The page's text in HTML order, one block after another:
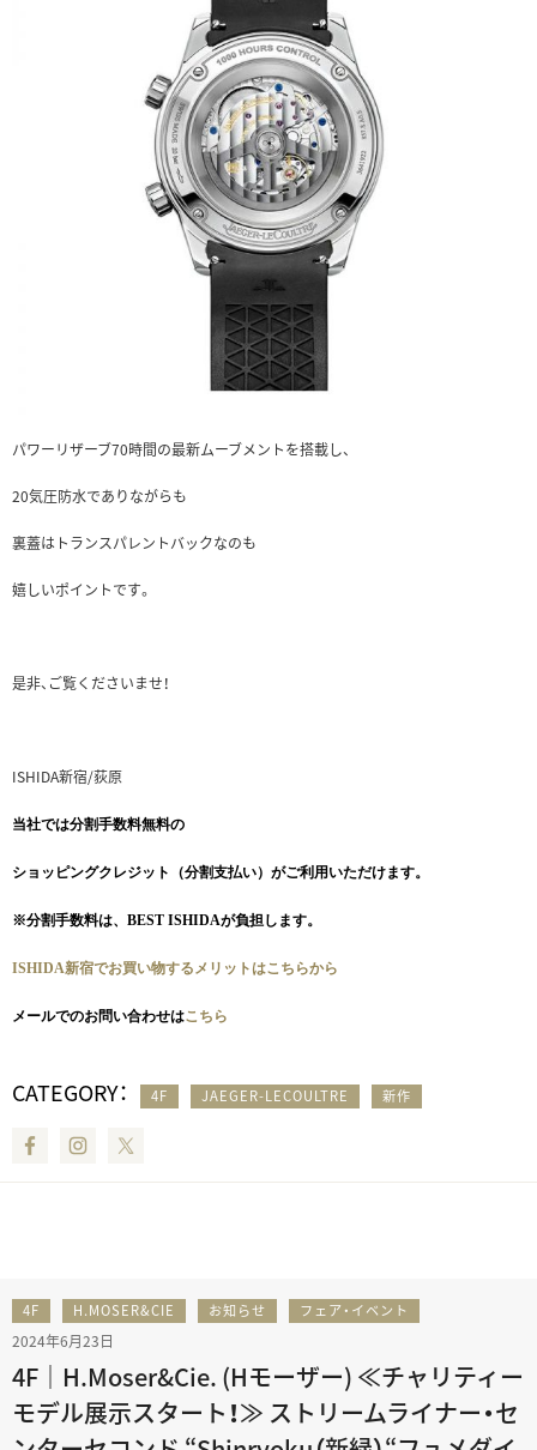
パワーリザーブ70時間の最新ムーブメントを搭載し、
20気圧防水でありながらも
裏蓋はトランスパレントバックなのも
嬉しいポイントです。
是非、ご覧くださいませ！
ISHIDA新宿/荻原
当社では分割手数料無料の
ショッピングクレジット（分割支払い）がご利用いただけます。
※分割手数料は、BEST ISHIDAが負担します。
ISHIDA新宿でお買い物するメリットはこちらから
メールでのお問い合わせはこちら
CATEGORY： 4F JAEGER-LECOULTRE 新作
FacebookInstagram
4F H.MOSER&CIE お知らせ フェア・イベント
2024年6月23日
4F｜H.Moser&Cie. (Hモーザー) ≪チャリティー
モデル展示スタート！≫ ストリームライナー・セ